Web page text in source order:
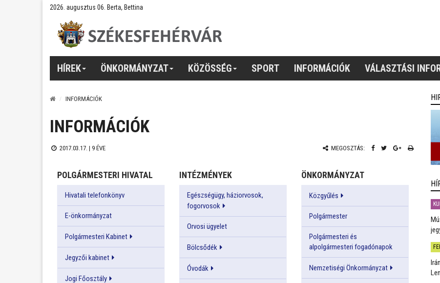
2026. augusztus 06. Berta, Bettina
HÍREK ÖNKORMÁNYZAT KÖZÖSSÉG SPORT INFORMÁCIÓK VÁLASZTÁSI
INFORMÁCIÓK
INFORMÁCIÓK
2017.03.17. | 9 ÉVE MEGOSZTÁS:
POLGÁRMESTERI HIVATAL
Hivatali telefonkönyv
E-önkormányzat
Polgármesteri Kabinet
Jegyzői kabinet
Jogi Főosztály
INTÉZMÉNYEK
Egészségügy, háziorvosok,
fogorvosok
Orvosi ügyelet
Bölcsődék
Óvodák
ÖNKORMÁNYZAT
Közgyűlés
Polgármester
Polgármesteri és
alpolgármesteri fogadónapok
Nemzetiségi Önkormányzat